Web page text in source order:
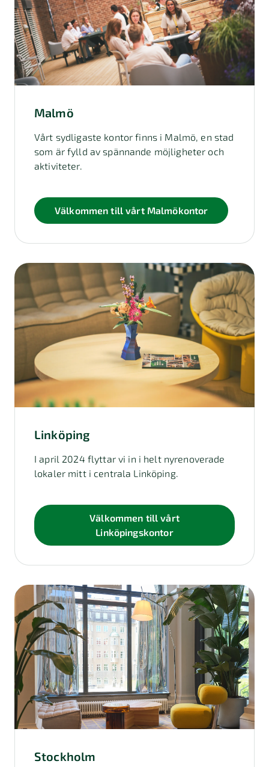
Malmö
Vårt sydligaste kontor finns i Malmö, en stad
som är fylld av spännande möjligheter och
aktiviteter.
Välkommen till vårt Malmökontor
Linköping
I april 2024 flyttar vi in i helt nyrenoverade
lokaler mitt i centrala Linköping.
Välkommen till vårt
Linköpingskontor
Stockholm